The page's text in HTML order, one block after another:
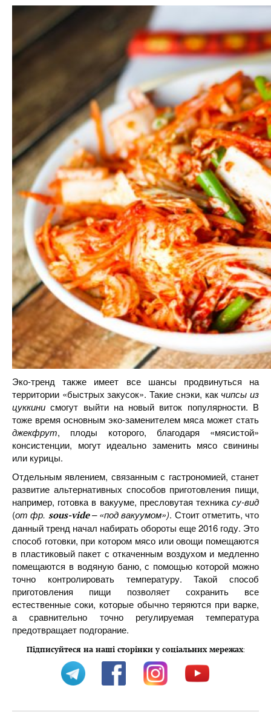
Эко-тренд также имеет все шансы продвинуться на
территории «быстрых закусок». Такие снэки, как чипсы из
цуккини смогут выйти на новый виток популярности. В
тоже время основным эко-заменителем мяса может стать
джекфрут, плоды которого, благодаря «мясистой»
консистенции, могут идеально заменить мясо свинины
или курицы.
Отдельным явлением, связанным с гастрономией, станет
развитие альтернативных способов приготовления пищи,
например, готовка в вакууме, пресловутая техникасу-вид
(от фр. sous-vide– «под вакуумом»). Стоит отметить, что
данный тренд начал набирать обороты еще 2016 году. Это
способ готовки, при котором мясо или овощи помещаются
в пластиковый пакет с откаченным воздухом и медленно
помещаются в водяную баню, с помощью которой можно
точно контролировать температуру. Такой способ
приготовления пищи позволяет сохранить все
естественные соки, которые обычно теряются при варке,
а сравнительно точно регулируемая температура
предотвращает подгорание.
Підписуйтеся на наші сторінки у соціальних мережах: